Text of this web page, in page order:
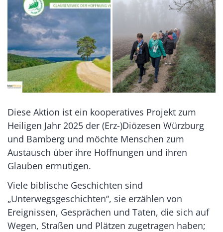
Diese Aktion ist ein kooperatives Projekt zum
Heiligen Jahr 2025 der (Erz-)Diözesen Würzburg
und Bamberg und möchte Menschen zum
Austausch über ihre Hoffnungen und ihren
Glauben ermutigen.
Viele biblische Geschichten sind
„Unterwegsgeschichten“, sie erzählen von
Ereignissen, Gesprächen und Taten, die sich auf
Wegen, Straßen und Plätzen zugetragen haben;